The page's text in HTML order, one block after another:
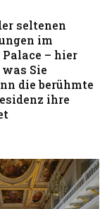
seltenen
im
– hier
Sie
die berühmte
ihre